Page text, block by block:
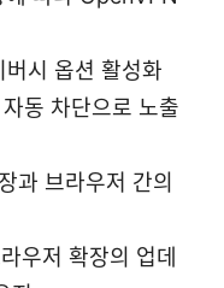
시 옵션 활성화
동 차단으로 노출
과 브라우저 간의
우저 확장의 업데